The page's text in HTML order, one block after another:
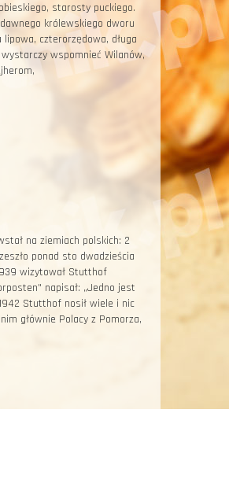
starosty puckiego.
królewskiego dworu
czterorzędowa, długa
wspomnieć Wilanów,
na ziemiach polskich: 2
ponad sto dwadzieścia
wizytował Stutthof
napisał: „Jedno jest
Stutthof nosił wiele i nic
głównie Polacy z Pomorza,